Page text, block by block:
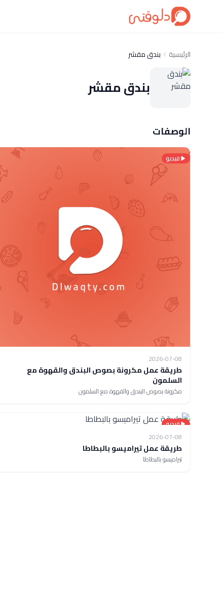
الرئيسية بندق مقشر
بندق مقشر
الوصفات
فيديو
2026-07-08
طريقة عمل مكرونة بصوص البندق والقهوة مع
السلمون
مكرونة بصوص البندق والقهوة مع السلمون
فيديو
2026-07-08
طريقة عمل تيراميسو بالبطاطا
تيراميسو بالبطاطا